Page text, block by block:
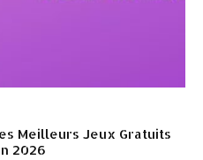
Meilleurs Jeux Gratuits
2026